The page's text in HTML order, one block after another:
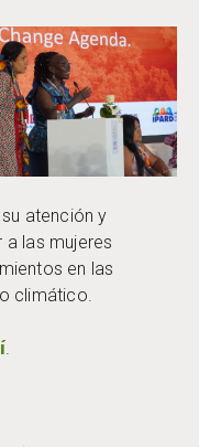
atención y
las mujeres
en las
climático.
.